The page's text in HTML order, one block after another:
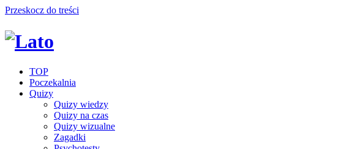
Przeskocz do treści
TOP
Poczekalnia
Quizy
Quizy wiedzy
Quizy na czas
Quizy wizualne
Zagadki